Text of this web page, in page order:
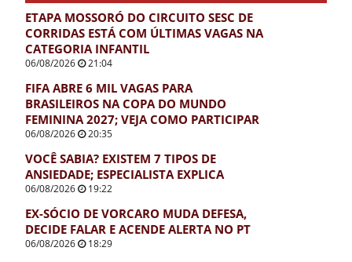
ETAPA MOSSORÓ DO CIRCUITO SESC DE
CORRIDAS ESTÁ COM ÚLTIMAS VAGAS NA
CATEGORIA INFANTIL
06/08/2026 21:04
FIFA ABRE 6 MIL VAGAS PARA
BRASILEIROS NA COPA DO MUNDO
FEMININA 2027; VEJA COMO PARTICIPAR
06/08/2026 20:35
VOCÊ SABIA? EXISTEM 7 TIPOS DE
ANSIEDADE; ESPECIALISTA EXPLICA
06/08/2026 19:22
EX-SÓCIO DE VORCARO MUDA DEFESA,
DECIDE FALAR E ACENDE ALERTA NO PT
06/08/2026 18:29